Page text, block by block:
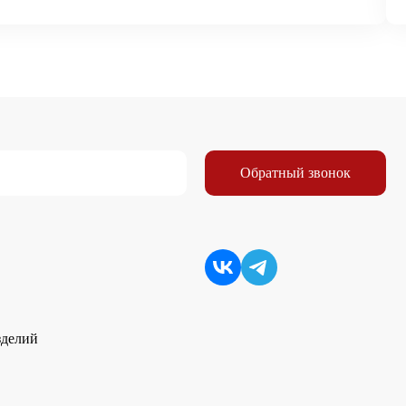
Обратный звонок